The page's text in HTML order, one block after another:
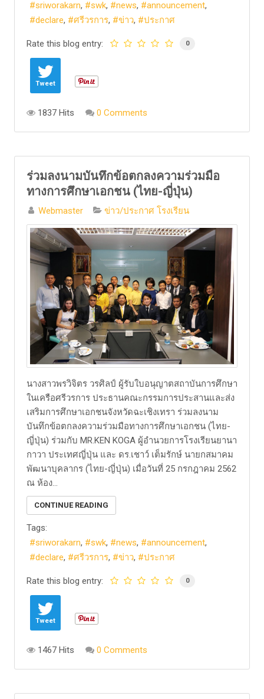
sriworakarn
swk news
announcement
declare
ศรีวรการ ข่าว ประกาศ
Rate this blog entry: 0
Tweet
1837 Hits 0 Comments
ร่วมลงนามบันทึกข้อตกลงความร่วมมือ
ทางการศึกษาเอกชน (ไทย-ญี่ปุ่น)
Webmaster ข่าว/ประกาศ โรงเรียน
นางสาวพรวิจิตร วรศิลป์ ผู้รับใบอนุญาตสถาบันการศึกษา
ในเครือศรีวรการ ประธานคณะกรรมการประสานและส่ง
เสริมการศึกษาเอกชนจังหวัดฉะเชิงเทรา ร่วมลงนาม
บันทึกข้อตกลงความร่วมมือทางการศึกษาเอกชน (ไทย-
ญี่ปุ่น) ร่วมกับ MR.KEN KOGA ผู้อำนวยการโรงเรียนยานา
กาวา ประเทศญี่ปุ่น และ ดร.เชาว์ เต็มรักษ์ นายกสมาคม
พัฒนาบุคลากร (ไทย-ญี่ปุ่น) เมื่อวันที่ 25 กรกฎาคม 2562
ณ ห้อง...
CONTINUE READING
Tags:
sriworakarn
swk news
announcement
declare
ศรีวรการ ข่าว ประกาศ
Rate this blog entry: 0
Tweet
1467 Hits 0 Comments